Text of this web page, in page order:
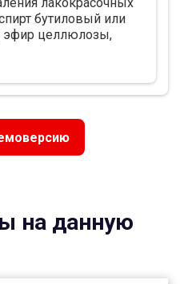
19
20
труда 21
платы работающих
платы рабочих 21
платы служащих
труду и заработной
показатели и
эффективности
30
лакокрасочных
бутиловый или
эфир целлюлозы,
проектируемого
зданий и
объем
диаметру.
и
занимают, согласно
а сооружения – 90
на данную